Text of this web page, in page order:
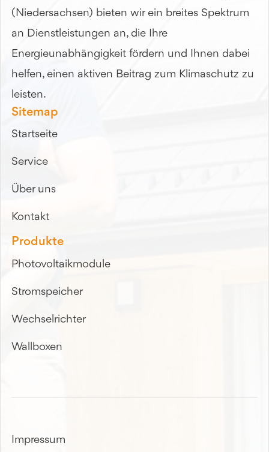
(Niedersachsen) bieten wir ein breites Spektrum
an Dienstleistungen an, die Ihre
Energieunabhängigkeit fördern und Ihnen dabei
helfen, einen aktiven Beitrag zum Klimaschutz zu
leisten.
Sitemap
Startseite
Service
Über uns
Kontakt
Produkte
Photovoltaikmodule
Stromspeicher
Wechselrichter
Wallboxen
Impressum